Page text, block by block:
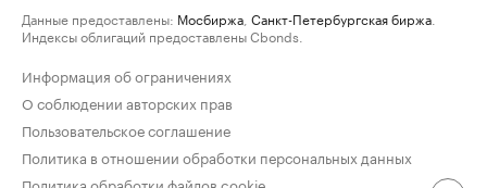
Данные предоставлены: Мосбиржа Санкт-Петербургская биржа
Индексы облигаций предоставлены Cbonds.
Информация об ограничениях
О соблюдении авторских прав
Пользовательское соглашение
Политика в отношении обработки персональных данных